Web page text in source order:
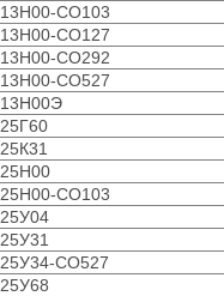
СО103
СО127
СО292
СО527
СО103
СО527